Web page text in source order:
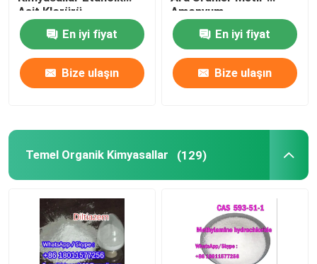
Asit Klorürü
En iyi fiyat
Bize ulaşın
Amonyum
En iyi fiyat
Bize ulaşın
Temel Organik Kimyasallar (129)